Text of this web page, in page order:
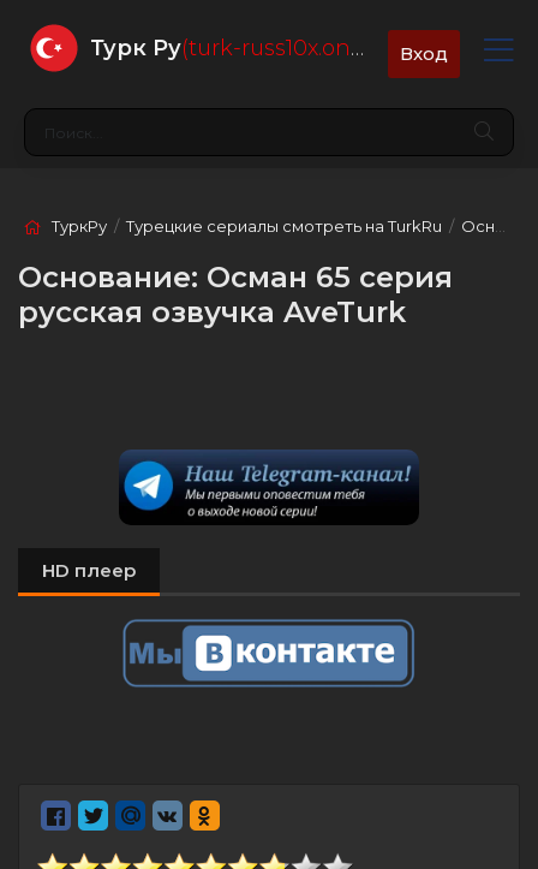
Турк Ру(turk-russ10x.online) Вход
ТуркРу /Турецкие сериалы смотреть на TurkRu / Основание: Осман
Основание: Осман 65 серия
русская озвучка AveTurk
HD плеер